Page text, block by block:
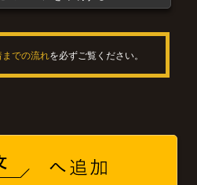
での流れを必ずご覧ください。